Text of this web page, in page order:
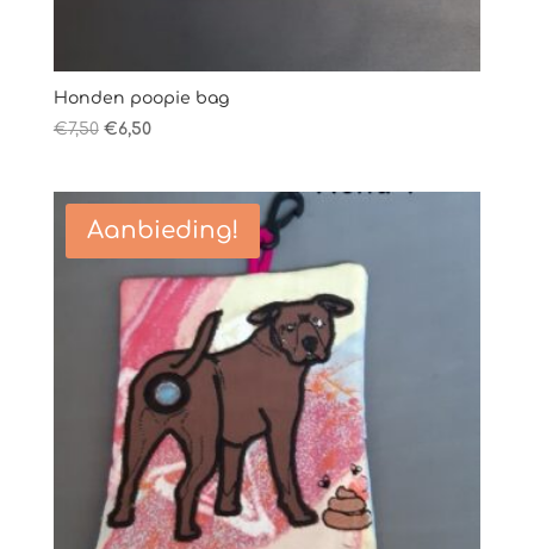
Honden poopie bag
€7,50 Oorspronkelijke
€7,50.
€6,50Huidige
€6,50.
Aanbieding!